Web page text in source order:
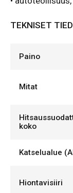
TEKNISET
Paino
Mitat
koko
Katselualue
Hiontavisiiri